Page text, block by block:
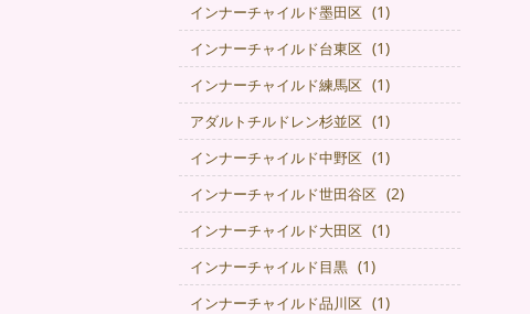
インナーチャイルド墨田区 (1)
インナーチャイルド台東区 (1)
インナーチャイルド練馬区 (1)
アダルトチルドレン杉並区 (1)
インナーチャイルド中野区 (1)
インナーチャイルド世田谷区 (2)
インナーチャイルド大田区 (1)
インナーチャイルド目黒 (1)
インナーチャイルド品川区 (1)